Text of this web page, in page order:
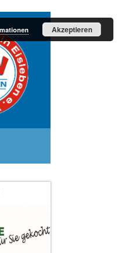
Akzeptieren